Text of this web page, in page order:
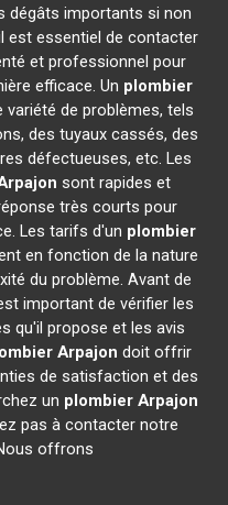
dégâts importants si non
est essentiel de contacter
et professionnel pour
efficace. Un plombier
variété de problèmes, tels
des tuyaux cassés, des
défectueuses, etc. Les
sont rapides et
très courts pour
Les tarifs d'un plombier
en fonction de la nature
du problème. Avant de
important de vérifier les
qu'il propose et les avis
Arpajon doit offrir
de satisfaction et des
un plombier Arpajon
pas à contacter notre
offrons